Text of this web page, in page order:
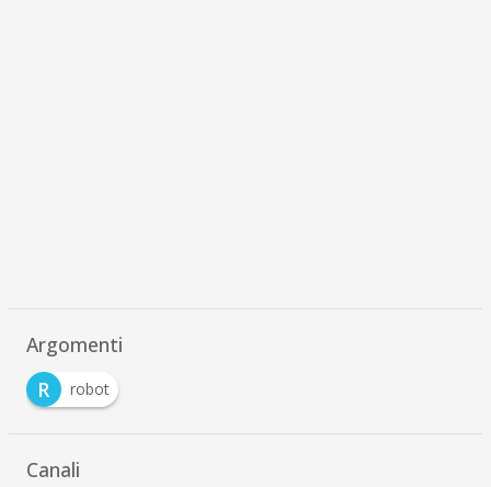
Argomenti
R
robot
Canali